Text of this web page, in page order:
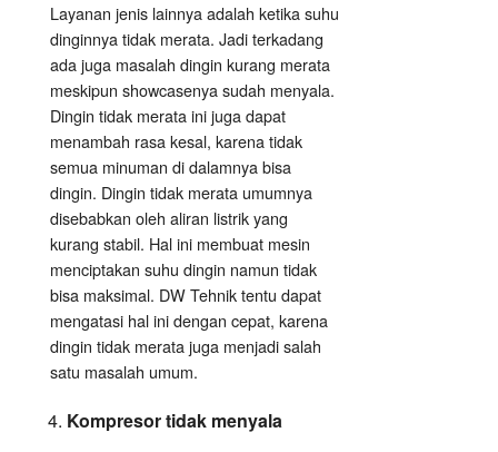
Layanan jenis lainnya adalah ketika suhu
dinginnya tidak merata. Jadi terkadang
ada juga masalah dingin kurang merata
meskipun showcasenya sudah menyala.
Dingin tidak merata ini juga dapat
menambah rasa kesal, karena tidak
semua minuman di dalamnya bisa
dingin. Dingin tidak merata umumnya
disebabkan oleh aliran listrik yang
kurang stabil. Hal ini membuat mesin
menciptakan suhu dingin namun tidak
bisa maksimal. DW Tehnik tentu dapat
mengatasi hal ini dengan cepat, karena
dingin tidak merata juga menjadi salah
satu masalah umum.
Kompresor tidak menyala